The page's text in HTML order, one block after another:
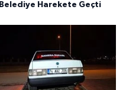
Belediye Harekete Geçti